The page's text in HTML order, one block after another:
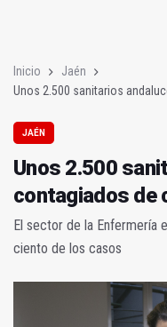
Inicio
Jaén
Unos 2.500 sanitarios
JAÉN
Unos 2.500
contagiados de
El sector de la Enfermería
ciento de los casos